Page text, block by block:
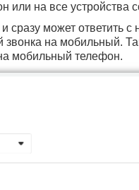
на все устройства
может ответить
на мобильный.
мобильный телефон.